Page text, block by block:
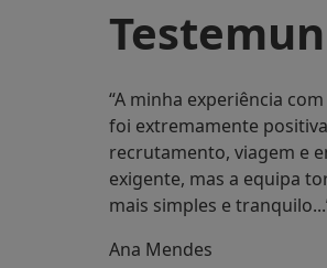
“A minha experiência
foi extremamente
recrutamento, viagem e
exigente, mas a equipa
mais simples e
Ana Mendes